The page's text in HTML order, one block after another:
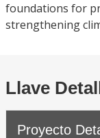
foundations for
strengthening
Llave
Proyecto